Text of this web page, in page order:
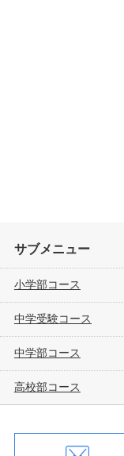
サブメニュー
小学部コース
中学受験コース
中学部コース
高校部コース